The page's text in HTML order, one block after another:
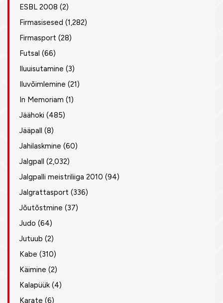
ESBL 2008 (2)
Firmasisesed (1,282)
Firmasport (28)
Futsal (66)
Iluuisutamine (3)
Iluvõimlemine (21)
In Memoriam (1)
Jäähoki (485)
Jääpall (8)
Jahilaskmine (60)
Jalgpall (2,032)
Jalgpalli meistriliiga 2010 (94)
Jalgrattasport (336)
Jõutõstmine (37)
Judo (64)
Jutuub (2)
Kabe (310)
Käimine (2)
Kalapüük (4)
Karate (6)